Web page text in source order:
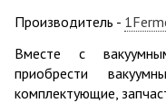
Производитель -
Вместе с
приобрести
комплектующие,